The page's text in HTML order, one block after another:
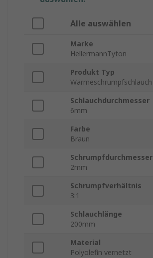
Alle auswählen
Marke
HellermannTyton
Produkt Typ
Wärmeschrumpfschlauch
Schlauchdurchmesser
6mm
Farbe
Braun
Schrumpfdurchmesser
2mm
Schrumpfverhältnis
3:1
Schlauchlänge
200mm
Material
Polyolefin vernetzt